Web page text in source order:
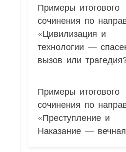
Примеры итогового
сочинения по
«Цивилизация и
технологии —
вызов или
Примеры итогового
сочинения по
«Преступление и
Наказание —